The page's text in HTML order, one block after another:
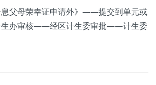
父母荣幸证申请外》——提交到单元或
办审核——经区计生委审批——计生委